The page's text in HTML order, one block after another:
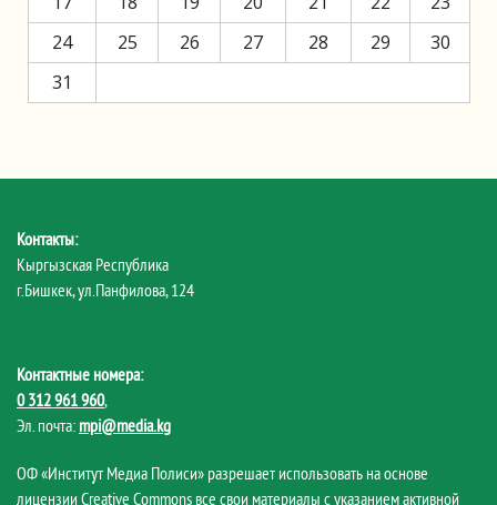
24
25 26 27 28 29
30
31
Контакты:
Кыргызская Республика
г.Бишкек, ул.Панфилова, 124
Контактные номера:
0 312 961 960,
Эл. почта: mpi@media.kg
ОФ «Институт Медиа Полиси» разрешает использовать на основе
лицензии Creative Commons все свои материалы с указанием активной